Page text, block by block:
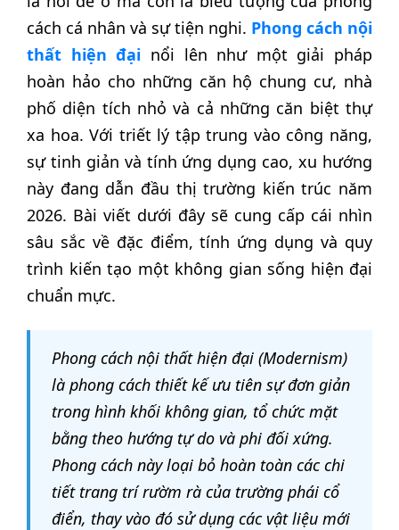
cách cá nhân và sự tiện nghi. Phong cách nội
thất hiện đại nổi lên như một giải pháp
hoàn hảo cho những căn hộ chung cư, nhà
phố diện tích nhỏ và cả những căn biệt thự
xa hoa. Với triết lý tập trung vào công năng,
sự tinh giản và tính ứng dụng cao, xu hướng
này đang dẫn đầu thị trường kiến trúc năm
2026. Bài viết dưới đây sẽ cung cấp cái nhìn
sâu sắc về đặc điểm, tính ứng dụng và quy
trình kiến tạo một không gian sống hiện đại
chuẩn mực.
Phong cách nội thất hiện đại (Modernism)
là phong cách thiết kế ưu tiên sự đơn giản
trong hình khối không gian, tổ chức mặt
bằng theo hướng tự do và phi đối xứng.
Phong cách này loại bỏ hoàn toàn các chi
tiết trang trí rườm rà của trường phái cổ
điển, thay vào đó sử dụng các vật liệu mới